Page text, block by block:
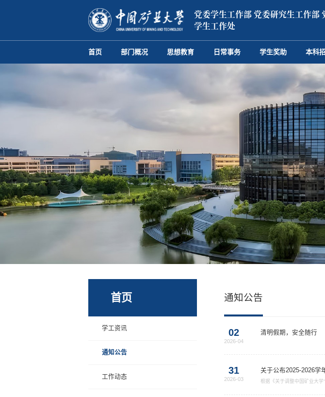
党委学生工作部 党委研究生工作部
学生工作处
首页 部门概况 思想教育 日常事务 学生奖助 本科
首页
学工资讯
通知公告
工作动态
通知公告
02
2026-04
清明假期，安全随行
31
2026-03
关于公布2025-2026学
根据《关于调整中国矿业大